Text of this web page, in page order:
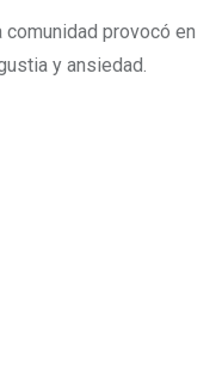
comunidad provocó en
y ansiedad.